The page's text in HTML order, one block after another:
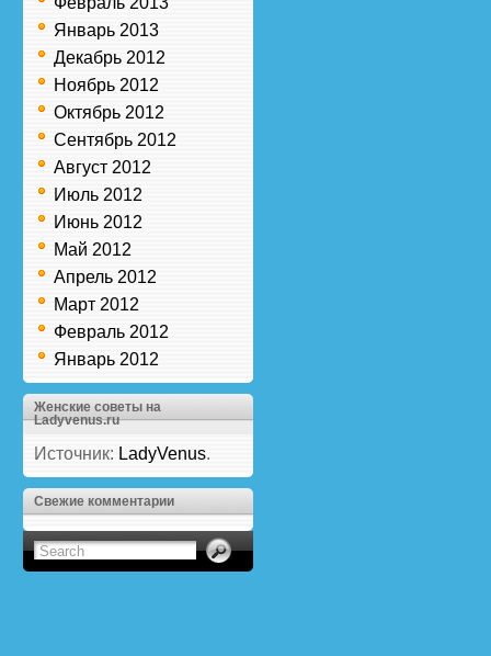
Январь 2013
Декабрь 2012
Ноябрь 2012
Октябрь 2012
Сентябрь 2012
Август 2012
Июль 2012
Июнь 2012
Май 2012
Апрель 2012
Март 2012
Февраль 2012
Январь 2012
Женские советы на
Ladyvenus.ru
Источник: LadyVenus.
Свежие комментарии